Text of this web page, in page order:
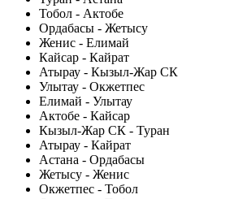
Тобол - Актобе
Ордабасы - Жетысу
Женис - Елимай
Кайсар - Кайрат
Атырау - Кызыл-Жар СК
Улытау - Окжетпес
Елимай - Улытау
Актобе - Кайсар
Кызыл-Жар СК - Туран
Атырау - Кайрат
Астана - Ордабасы
Жетысу - Женис
Окжетпес - Тобол